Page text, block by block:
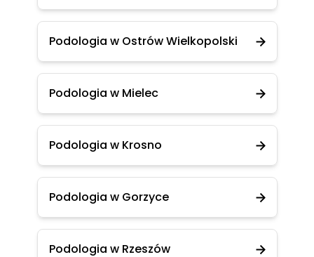
Podologia w Ostrów Wielkopolski
Podologia w Mielec
Podologia w Krosno
Podologia w Gorzyce
Podologia w Rzeszów